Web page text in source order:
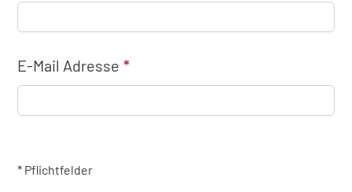
E-Mail Adresse
* Pflichtfelder